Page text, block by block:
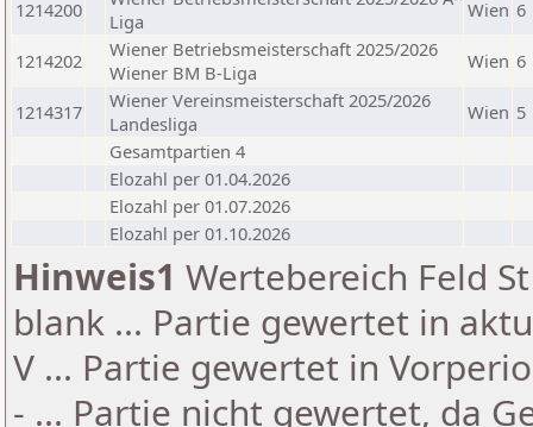
1214200
Liga
Wien 6
1214202
Wiener Betriebsmeisterschaft 2025/2026
Wiener BM B-Liga
Wien 6
1214317
Wiener Vereinsmeisterschaft 2025/2026
Landesliga
Wien 5
Gesamtpartien 4
Elozahl per 01.04.2026
Elozahl per 01.07.2026
Elozahl per 01.10.2026
Hinweis1 Wertebereich Feld
blank ... Partie gewertet in
V ... Partie gewertet in
- ... Partie nicht gewertet, da